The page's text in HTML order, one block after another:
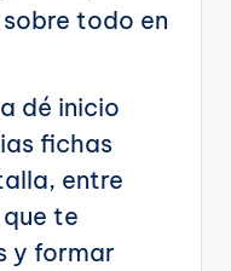
todo en
dé inicio
fichas
entre
te
y formar